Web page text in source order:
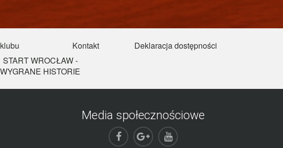
Kontakt Deklaracja dostępności
START WROCŁAW -
WYGRANE HISTORIE
Media społecznościowe